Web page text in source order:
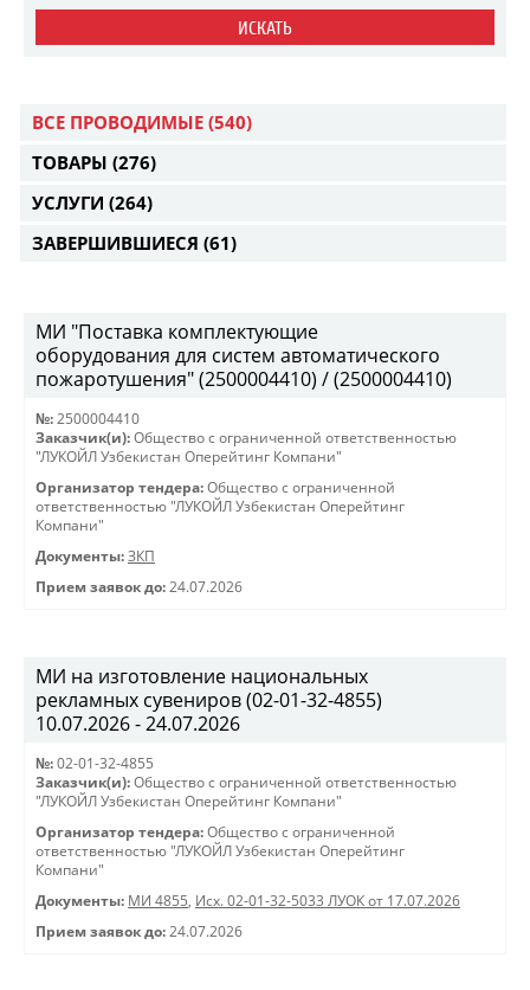
ИСКАТЬ
ВСЕ ПРОВОДИМЫЕ (540)
ТОВАРЫ (276)
УСЛУГИ (264)
ЗАВЕРШИВШИЕСЯ (61)
МИ "Поставка комплектующие
оборудования для систем автоматического
пожаротушения" (2500004410) / (2500004410)
№: 2500004410
Заказчик(и): Общество с ограниченной ответственностью
"ЛУКОЙЛ Узбекистан Оперейтинг Компани"
Организатор тендера: Общество с ограниченной
ответственностью "ЛУКОЙЛ Узбекистан Оперейтинг
Компани"
Документы: ЗКП
Прием заявок до: 24.07.2026
МИ на изготовление национальных
рекламных сувениров (02-01-32-4855)
10.07.2026 - 24.07.2026
№: 02-01-32-4855
Заказчик(и): Общество с ограниченной ответственностью
"ЛУКОЙЛ Узбекистан Оперейтинг Компани"
Организатор тендера: Общество с ограниченной
ответственностью "ЛУКОЙЛ Узбекистан Оперейтинг
Компани"
Документы: МИ 4855, Исх. 02-01-32-5033 ЛУОК от 17.07.2026
Прием заявок до: 24.07.2026